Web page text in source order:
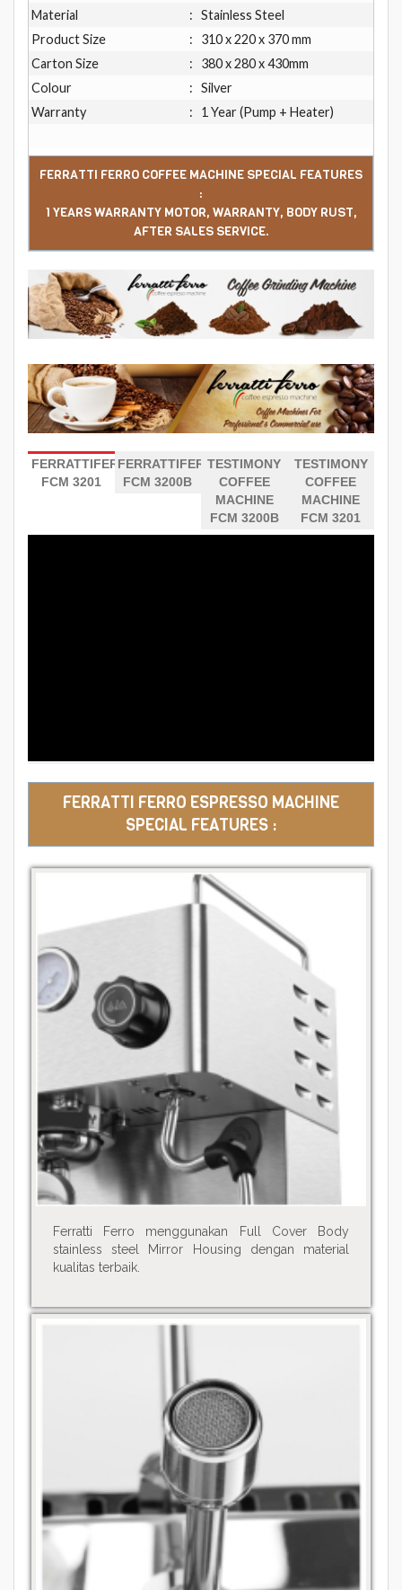
Material
:
Stainless Steel
Product Size
:
310 x 220 x 370 mm
Carton Size
:
380 x 280 x 430mm
Colour
:
Silver
Warranty
: 1 Year (Pump + Heater)
FERRATTI FERRO COFFEE MACHINE SPECIAL FEATURES
:
1 YEARS WARRANTY MOTOR, WARRANTY, BODY RUST,
AFTER SALES SERVICE.
FERRATTIFERRO
FCM 3201
FERRATTIFERRO
FCM 3200B
TESTIMONY
COFFEE
MACHINE
FCM 3200B
TESTIMONY
COFFEE
MACHINE
FCM 3201
FERRATTI FERRO ESPRESSO MACHINE
SPECIAL FEATURES :
Ferratti Ferro menggunakan Full Cover Body
stainless steel Mirror Housing dengan material
kualitas terbaik.